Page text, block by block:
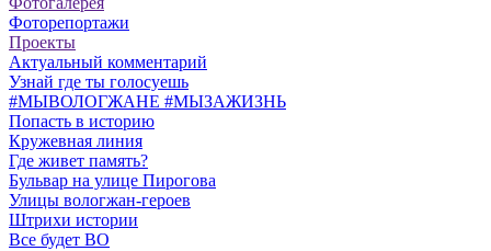
Фоторепортажи
Проекты
Актуальный комментарий
Узнай где ты голосуешь
#МЫВОЛОГЖАНЕ #МЫЗАЖИЗНЬ
Попасть в историю
Кружевная линия
Где живет память?
Бульвар на улице Пирогова
Улицы вологжан-героев
Штрихи истории
Все будет ВО